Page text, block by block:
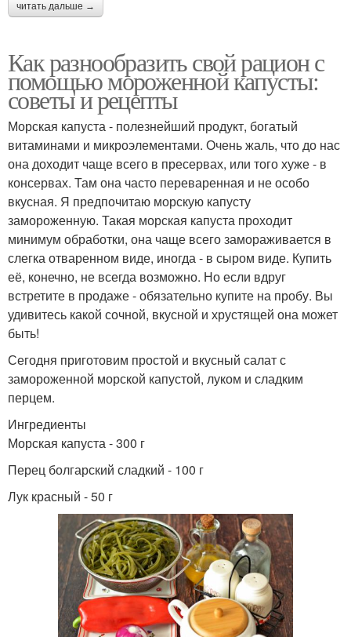
читать дальше →
Как разнообразить свой рацион с
помощью мороженной капусты:
советы и рецепты
Морская капуста - полезнейший продукт, богатый
витаминами и микроэлементами. Очень жаль, что до нас
она доходит чаще всего в пресервах, или того хуже - в
консервах. Там она часто переваренная и не особо
вкусная. Я предпочитаю морскую капусту
замороженную. Такая морская капуста проходит
минимум обработки, она чаще всего замораживается в
слегка отваренном виде, иногда - в сыром виде. Купить
её, конечно, не всегда возможно. Но если вдруг
встретите в продаже - обязательно купите на пробу. Вы
удивитесь какой сочной, вкусной и хрустящей она может
быть!
Сегодня приготовим простой и вкусный салат с
замороженной морской капустой, луком и сладким
перцем.
Ингредиенты
Морская капуста - 300 г
Перец болгарский сладкий - 100 г
Лук красный - 50 г